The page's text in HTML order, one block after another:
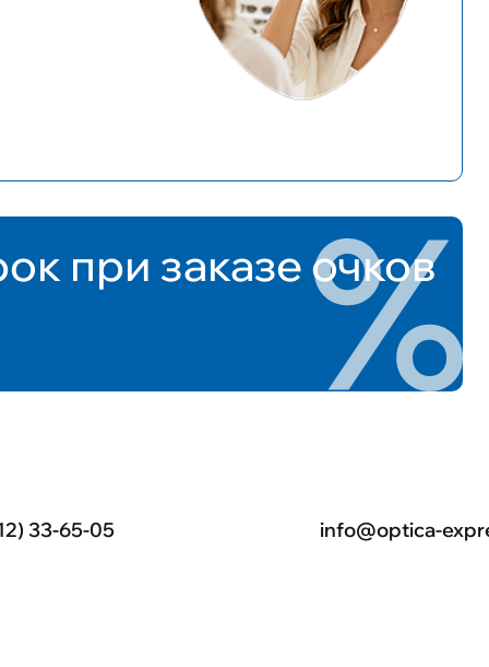
при заказе очков
33-65-05 info@optica-